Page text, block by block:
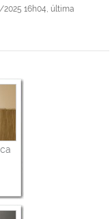
16h04, última